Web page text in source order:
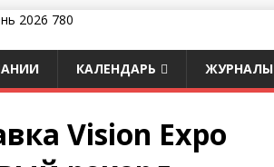
КАЛЕНДАРЬ ЖУРНАЛЫ
Vision Expo